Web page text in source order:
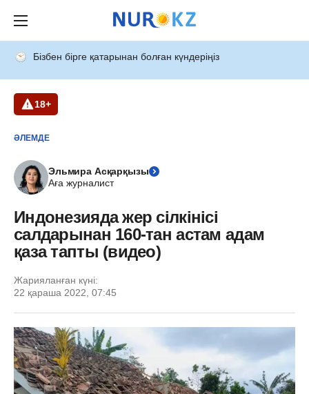
Бізбен бірге қатарынан болған күндеріңіз
18+
ӘЛЕМДЕ
Эльмира Асқарқызы
Аға журналист
Индонезияда жер сілкінісі
салдарынан 160-тан астам адам
қаза тапты (видео)
Жарияланған күні:
22 қараша 2022, 07:45